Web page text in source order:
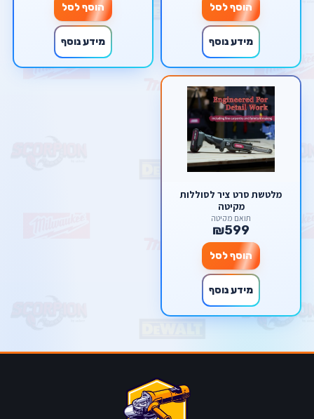
הוסף לסל
מידע נוסף
הוסף לסל
מידע נוסף
מלטשת סרט ציר לסוללות
מקיטה
תואם מקיטה
₪599
הוסף לסל
מידע נוסף